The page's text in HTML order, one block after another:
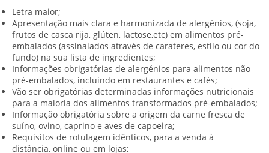
Letra maior;
Apresentação mais clara e harmonizada de alergénios, (soja,
frutos de casca rija, glúten, lactose,etc) em alimentos pré-
embalados (assinalados através de carateres, estilo ou cor do
fundo) na sua lista de ingredientes;
Informações obrigatórias de alergénios para alimentos não
pré‑embalados, incluindo em restaurantes e cafés;
Vão ser obrigatórias determinadas informações nutricionais
para a maioria dos alimentos transformados pré-embalados;
Informação obrigatória sobre a origem da carne fresca de
suíno, ovino, caprino e aves de capoeira;
Requisitos de rotulagem idênticos, para a venda à
distância, online ou em lojas;